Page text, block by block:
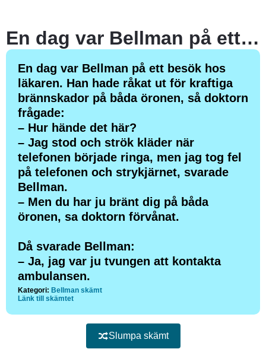
En dag var Bellman på ett besök hos läkaren.
En dag var Bellman på ett besök hos
läkaren. Han hade råkat ut för kraftiga
brännskador på båda öronen, så doktorn
frågade:
– Hur hände det här?
– Jag stod och strök kläder när
telefonen började ringa, men jag tog fel
på telefonen och strykjärnet, svarade
Bellman.
– Men du har ju bränt dig på båda
öronen, sa doktorn förvånat.
Då svarade Bellman:
– Ja, jag var ju tvungen att kontakta
ambulansen.
Kategori: Bellman skämt
Länk till skämtet
Slumpa skämt